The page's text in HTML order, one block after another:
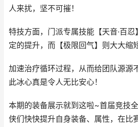
人来扰，坚不可摧！
特技方面，门派专属技能【天音·百
定的提升，而【极限回气】则大大缩
加速治疗循环过程，从而给团队源源
此冰心真是令人无比安心！
本期的装备展示就到这啦~首届竞技
侠们快快提升自身装备、属性，在比